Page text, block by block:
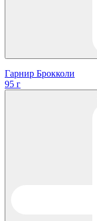
Гарнир Брокколи
95 г